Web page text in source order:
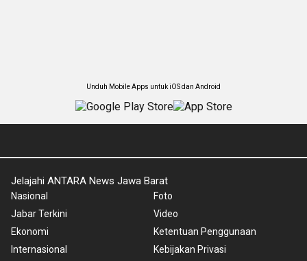
Unduh Mobile Apps untuk iOS dan Android
Jelajahi ANTARA News Jawa Barat
Nasional
Jabar Terkini
Ekonomi
Internasional
Foto
Video
Ketentuan Penggunaan
Kebijakan Privasi